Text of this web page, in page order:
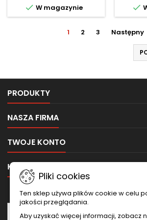
kartonowych. Zapewnia
stabilność, łatwy montaż
oraz wysoką trwałość
całego systemu.
 W magazynie
oraz

1 2 3 Następny
PRODUKTY
NASZA FIRMA
TWOJE KONTO
KONTAKT
Pliki cookies
Ten sklep używa plików cookie w celu
jakości przeglądania.
Aby uzyskać więcej informacji, zobacz
NEWSLETTER